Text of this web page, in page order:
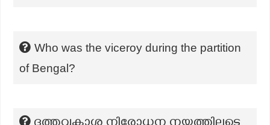
Who was the viceroy during the partition
of Bengal?